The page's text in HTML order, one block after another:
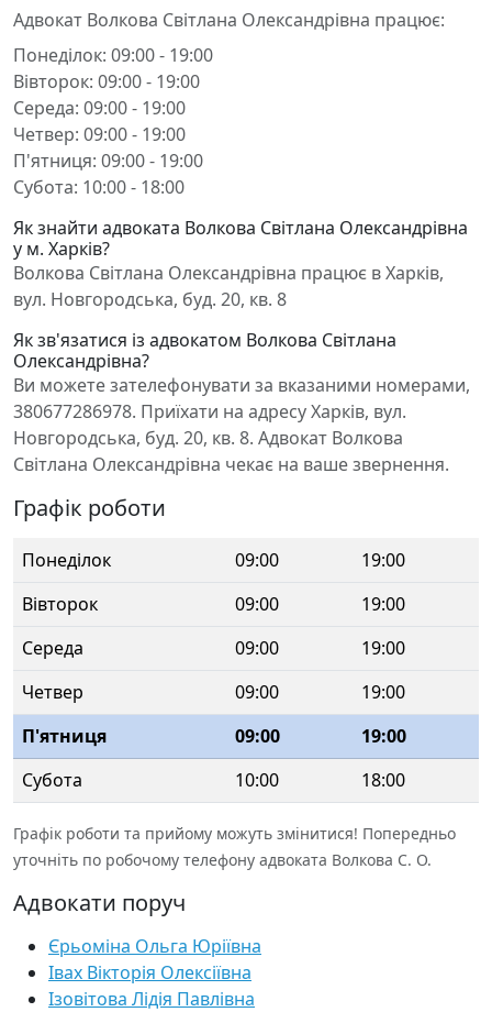
Адвокат Волкова Світлана Олександрівна працює:
Понеділок: 09:00 - 19:00
Вівторок: 09:00 - 19:00
Середа: 09:00 - 19:00
Четвер: 09:00 - 19:00
П'ятниця: 09:00 - 19:00
Субота: 10:00 - 18:00
Як знайти адвоката Волкова Світлана Олександрівна
у м. Харків?
Волкова Світлана Олександрівна працює в Харків,
вул. Новгородська, буд. 20, кв. 8
Як зв'язатися із адвокатом Волкова Світлана
Олександрівна?
Ви можете зателефонувати за вказаними номерами,
380677286978. Приїхати на адресу Харків, вул.
Новгородська, буд. 20, кв. 8. Адвокат Волкова
Світлана Олександрівна чекає на ваше звернення.
Графік роботи
Понеділок 09:00
19:00
Вівторок
09:00
19:00
Середа
09:00
19:00
Четвер
09:00
19:00
П'ятниця
09:00
19:00
Субота
10:00 18:00
Графік роботи та прийому можуть змінитися! Попередньо
уточніть по робочому телефону адвоката Волкова С. О.
Адвокати поруч
Єрьоміна Ольга Юріївна
Івах Вікторія Олексіївна
Ізовітова Лідія Павлівна